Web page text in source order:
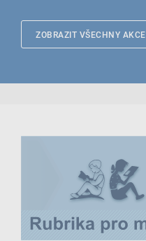
ZOBRAZIT VŠECHNY AKCE